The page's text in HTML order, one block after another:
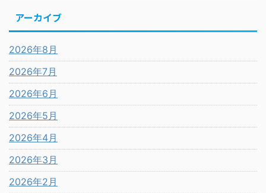
アーカイブ
2026年8月
2026年7月
2026年6月
2026年5月
2026年4月
2026年3月
2026年2月